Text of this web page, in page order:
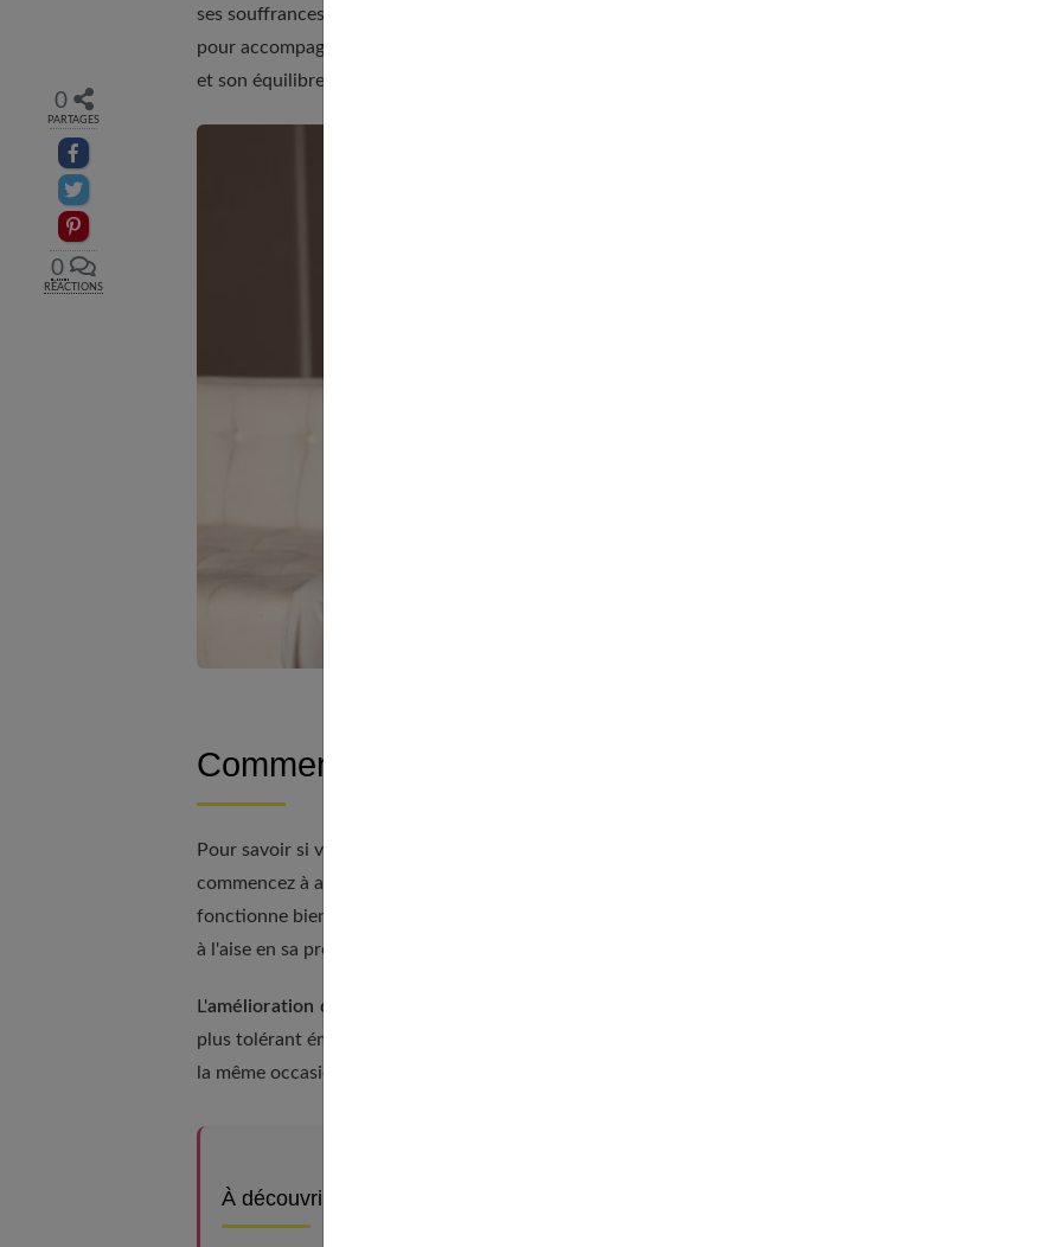
0
PARTAGES
Partager sur facebook
Partager sur Twitter
Epingler sur Pinterest
0
RÉACTIONS
ses souffrances, il peut y avoir un temps de réaction plus long. La patience est alors très importante
pour accompagner un patient à son rythme. Enfin, un psychologue doit toujours garder son sang-froid
et son équilibre émotionnel.
Comment savoir si vous faites des progrès en thérapie ?
Pour savoir si votre thérapie fonctionne, prêtez attention à votre relation avec les autres. Quand vous
commencez à avoir une
fonctionne bien, votre relation avec le thérapeute se renforce également. Quand vous vous sentez plus
à l'aise en sa présence, cela montre que vous faites des progrès.
L'amélioration de l'estime de soi
plus tolérant émotionnellement. Vous apprenez à prendre vos responsabilités. Votre santé s'améliore par
la même occasion.
À découvrir aussi